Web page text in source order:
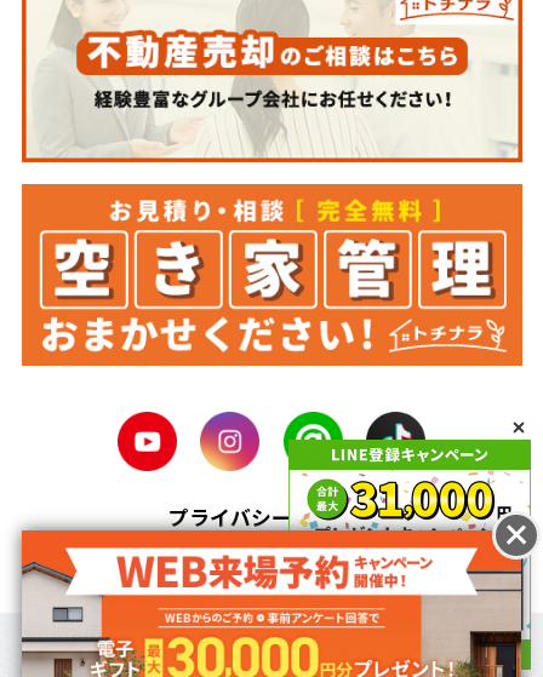
プライバシーポリシー